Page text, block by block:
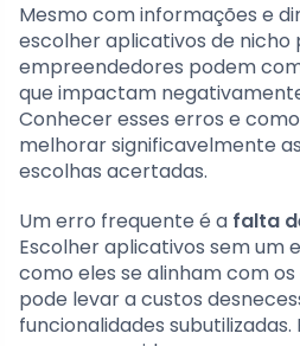
Mesmo com informações e
escolher aplicativos de nicho
empreendedores podem
que impactam
Conhecer esses erros e
melhorar significavelmente
escolhas acertadas.
Um erro frequente é a falta
Escolher aplicativos sem um
como eles se alinham com
pode levar a custos
funcionalidades subutilizadas.